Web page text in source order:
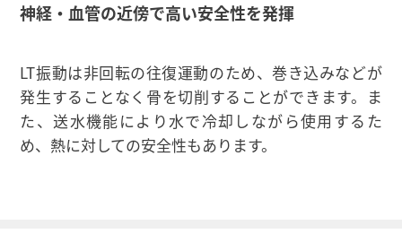
神経・血管の近傍で高い安全性を発揮
LT振動は非回転の往復運動のため、巻き込みなどが
発生することなく骨を切削することができます。ま
た、送水機能により水で冷却しながら使用するた
め、熱に対しての安全性もあります。